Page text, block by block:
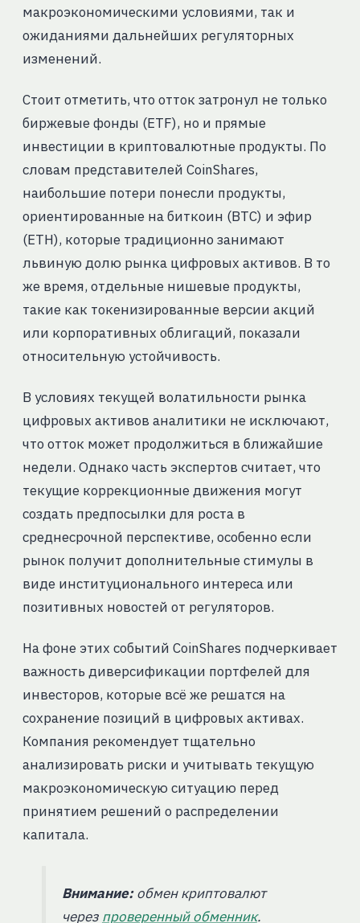
макроэкономическими условиями, так и
ожиданиями дальнейших регуляторных
изменений.
Стоит отметить, что отток затронул не только
биржевые фонды (ETF), но и прямые
инвестиции в криптовалютные продукты. По
словам представителей CoinShares,
наибольшие потери понесли продукты,
ориентированные на биткоин (BTC) и эфир
(ETH), которые традиционно занимают
львиную долю рынка цифровых активов. В то
же время, отдельные нишевые продукты,
такие как токенизированные версии акций
или корпоративных облигаций, показали
относительную устойчивость.
В условиях текущей волатильности рынка
цифровых активов аналитики не исключают,
что отток может продолжиться в ближайшие
недели. Однако часть экспертов считает, что
текущие коррекционные движения могут
создать предпосылки для роста в
среднесрочной перспективе, особенно если
рынок получит дополнительные стимулы в
виде институционального интереса или
позитивных новостей от регуляторов.
На фоне этих событий CoinShares подчеркивает
важность диверсификации портфелей для
инвесторов, которые всё же решатся на
сохранение позиций в цифровых активах.
Компания рекомендует тщательно
анализировать риски и учитывать текущую
макроэкономическую ситуацию перед
принятием решений о распределении
капитала.
Внимание:обмен криптовалют
через проверенный обменник.